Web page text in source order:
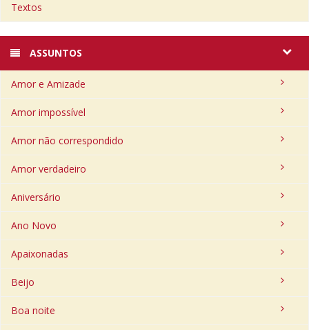
Textos
ASSUNTOS
Amor e Amizade
Amor impossível
Amor não correspondido
Amor verdadeiro
Aniversário
Ano Novo
Apaixonadas
Beijo
Boa noite